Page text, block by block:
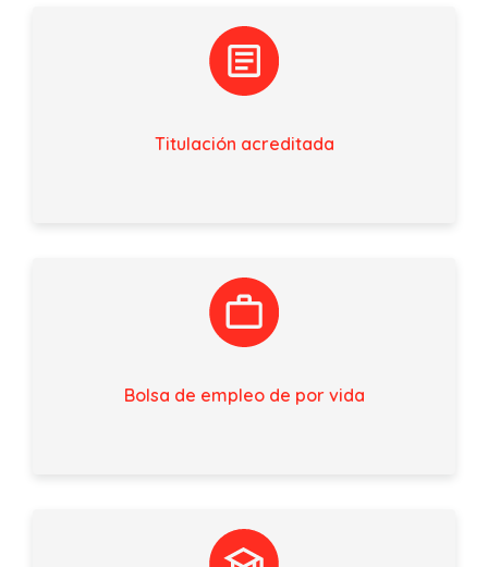
Titulación acreditada
Bolsa de empleo de por vida